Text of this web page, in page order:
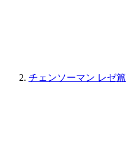
チェンソーマン レゼ篇